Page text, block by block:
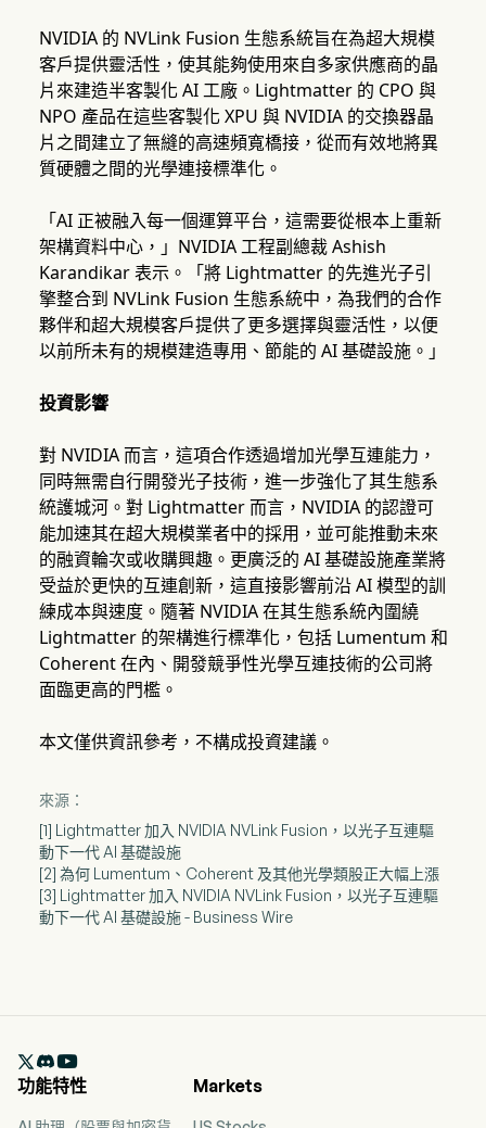
NVIDIA 的 NVLink Fusion 生態系統旨在為超大規模
客戶提供靈活性，使其能夠使用來自多家供應商的晶
片來建造半客製化 AI 工廠。Lightmatter 的 CPO 與
NPO 產品在這些客製化 XPU 與 NVIDIA 的交換器晶
片之間建立了無縫的高速頻寬橋接，從而有效地將異
質硬體之間的光學連接標準化。
「AI 正被融入每一個運算平台，這需要從根本上重新
架構資料中心，」NVIDIA 工程副總裁 Ashish
Karandikar 表示。「將 Lightmatter 的先進光子引
擎整合到 NVLink Fusion 生態系統中，為我們的合作
夥伴和超大規模客戶提供了更多選擇與靈活性，以便
以前所未有的規模建造專用、節能的 AI 基礎設施。」
投資影響
對 NVIDIA 而言，這項合作透過增加光學互連能力，
同時無需自行開發光子技術，進一步強化了其生態系
統護城河。對 Lightmatter 而言，NVIDIA 的認證可
能加速其在超大規模業者中的採用，並可能推動未來
的融資輪次或收購興趣。更廣泛的 AI 基礎設施產業將
受益於更快的互連創新，這直接影響前沿 AI 模型的訓
練成本與速度。隨著 NVIDIA 在其生態系統內圍繞
Lightmatter 的架構進行標準化，包括 Lumentum 和
Coherent 在內、開發競爭性光學互連技術的公司將
面臨更高的門檻。
本文僅供資訊參考，不構成投資建議。
來源：
[1] Lightmatter 加入 NVIDIA NVLink Fusion，以光子互連驅
動下一代 AI 基礎設施
[2] 為何 Lumentum、Coherent 及其他光學類股正大幅上漲
[3] Lightmatter 加入 NVIDIA NVLink Fusion，以光子互連驅
動下一代 AI 基礎設施 - Business Wire

功能特性
Markets